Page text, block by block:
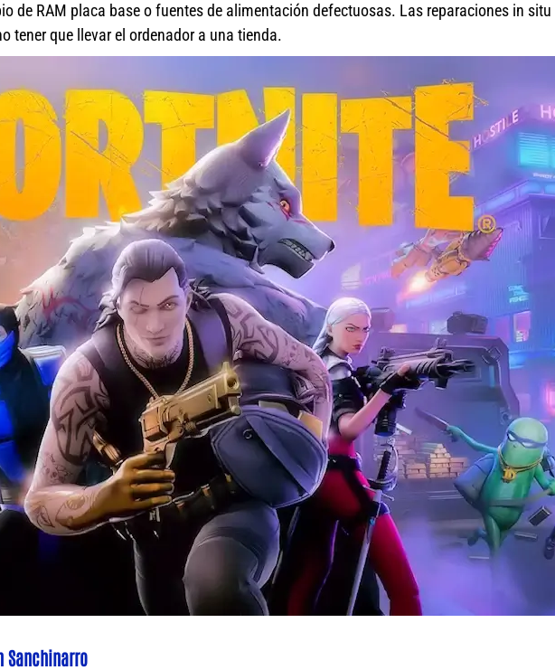
de RAM placa base o fuentes de alimentación defectuosas. Las reparaciones in situ
tener que llevar el ordenador a una tienda.